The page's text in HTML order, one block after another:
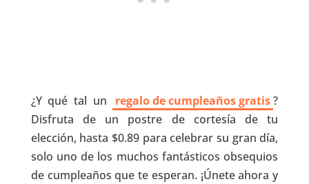
¿Y qué tal un regalo de cumpleaños gratis?
Disfruta de un postre de cortesía de tu
elección, hasta $0.89 para celebrar su gran día,
solo uno de los muchos fantásticos obsequios
de cumpleaños que te esperan. ¡Únete ahora y